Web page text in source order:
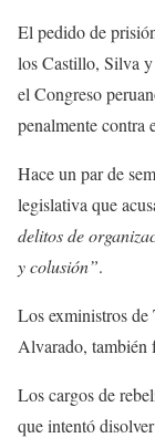
El pedido de
los Castillo, Silva
el Congreso
penalmente contra
Hace un par de
legislativa que
delitos de
y colusión”.
Los exministros
Alvarado, también
Los cargos de
que intentó